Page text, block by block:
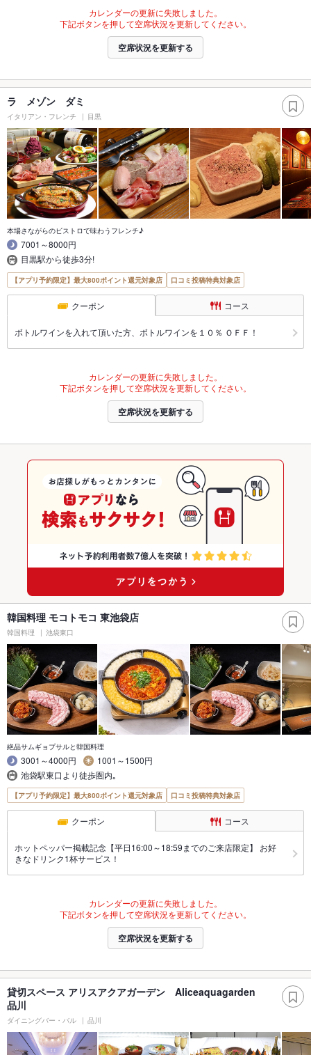
カレンダーの更新に失敗しました。
下記ボタンを押して空席状況を更新してください。
空席状況を更新する
ラ メゾン ダミ
イタリアン・フレンチ 目黒
本場さながらのビストロで味わうフレンチ♪
7001～8000円
目黒駅から徒歩3分!
【アプリ予約限定】最大800ポイント還元対象店 口コミ投稿特典対象店
クーポン コース
ボトルワインを入れて頂いた方、ボトルワインを１０％ ＯＦＦ！
カレンダーの更新に失敗しました。
下記ボタンを押して空席状況を更新してください。
空席状況を更新する
韓国料理 モコトモコ 東池袋店
韓国料理 池袋東口
絶品サムギョプサルと韓国料理
3001～4000円
1001～1500円
池袋駅東口より徒歩圏内｡
【アプリ予約限定】最大800ポイント還元対象店 口コミ投稿特典対象店
クーポン コース
ホットペッパー掲載記念【平日16:00～18:59までのご来店限定】 お好
きなドリンク1杯サービス！
カレンダーの更新に失敗しました。
下記ボタンを押して空席状況を更新してください。
空席状況を更新する
貸切スペース アリスアクアガーデン Aliceaquagarden
品川
ダイニングバー・バル 品川